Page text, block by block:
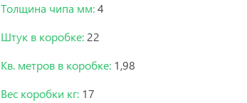
Толщина чипа мм:4
Штук в коробке: 22
Кв. метров в коробке: 1,98
Вес коробки кг: 17